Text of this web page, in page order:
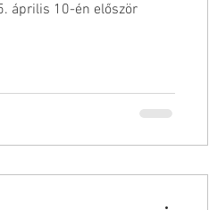
április 10-én először